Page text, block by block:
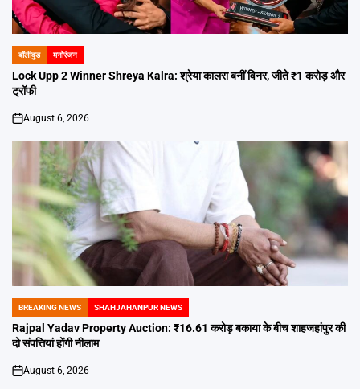
POSTED
IN
बॉलीवुड मनोरंजन
Lock Upp 2 Winner Shreya Kalra: श्रेया कालरा बनीं विनर, जीते ₹1 करोड़ और
ट्रॉफी
on
August 6, 2026
POSTED
IN
BREAKING NEWS SHAHJAHANPUR NEWS
Rajpal Yadav Property Auction: ₹16.61 करोड़ बकाया के बीच शाहजहांपुर की
दो संपत्तियां होंगी नीलाम
on
August 6, 2026